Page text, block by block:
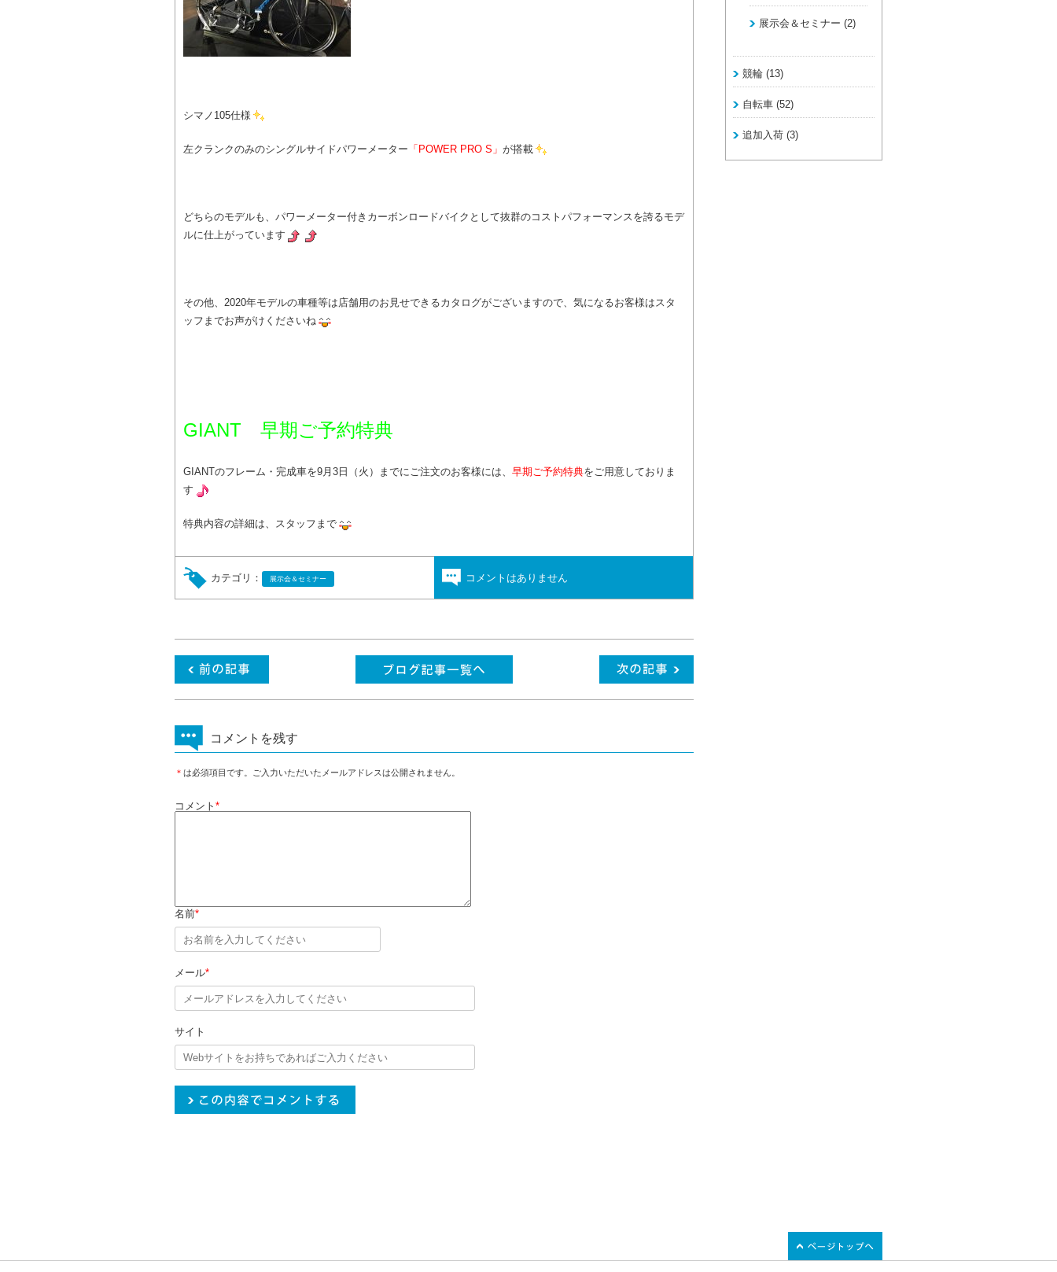
シマノ105仕様
左クランクのみのシングルサイドパワーメーター 「POWER PRO S」 が搭載
どちらのモデルも、パワーメーター付きカーボンロードバイクとして抜群のコストパフォーマンスを誇るモデ
ルに仕上がっています
その他、2020年モデルの車種等は店舗用のお見せできるカタログがございますので、気になるお客様はスタ
ッフまでお声がけくださいね
GIANT 早期ご予約特典
GIANTのフレーム・完成車を9月3日（火）までにご注文のお客様には、 早期ご予約特典をご用意しておりま
す
特典内容の詳細は、スタッフまで
カテゴリ： 展示会＆セミナー コメントはありません
コメントを残す
＊ は必須項目です。ご入力いただいたメールアドレスは公開されません。
コメント *
名前*
メール*
サイト
展示会＆セミナー (2)
競輪 (13)
自転車 (52)
追加入荷 (3)